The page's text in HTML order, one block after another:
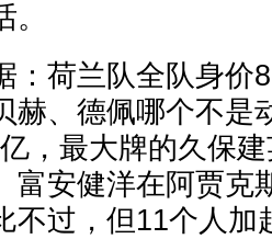
：荷兰队全队身价
赫、德佩哪个不是
，最大牌的久保
富安健洋在阿贾克
过，但11个人加